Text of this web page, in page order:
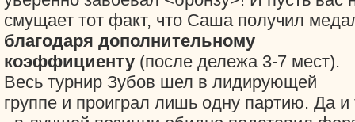
смущает тот факт, что Саша получил
благодаря дополнительному
коэффициенту (после дележа 3-7 мест).
Весь турнир Зубов шел в лидирующей
группе и проиграл лишь одну партию. Да и